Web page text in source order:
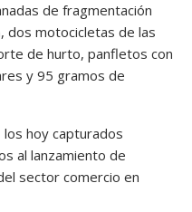
de fragmentación
dos motocicletas de las
de hurto, panfletos con
y 95 gramos de
los hoy capturados
al lanzamiento de
sector comercio en